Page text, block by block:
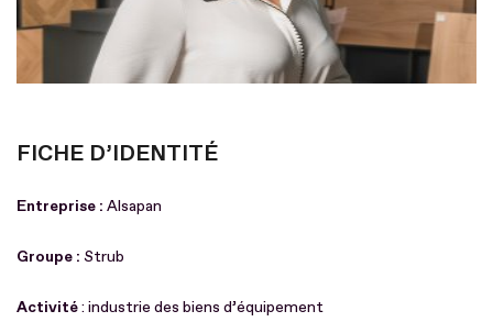
FICHE D’IDENTITÉ
Entreprise : Alsapan
Groupe : Strub
Activité: industrie des biens d’équipement